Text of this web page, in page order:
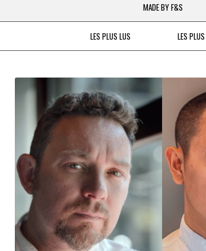
MADE BY F&S
CHEFS &
DESTIN DE
V…DE
LES PLUS LUS LES